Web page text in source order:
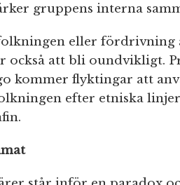
gruppens interna
eller fördrivning
att bli oundvikligt.
kommer flyktingar att
efter etniska